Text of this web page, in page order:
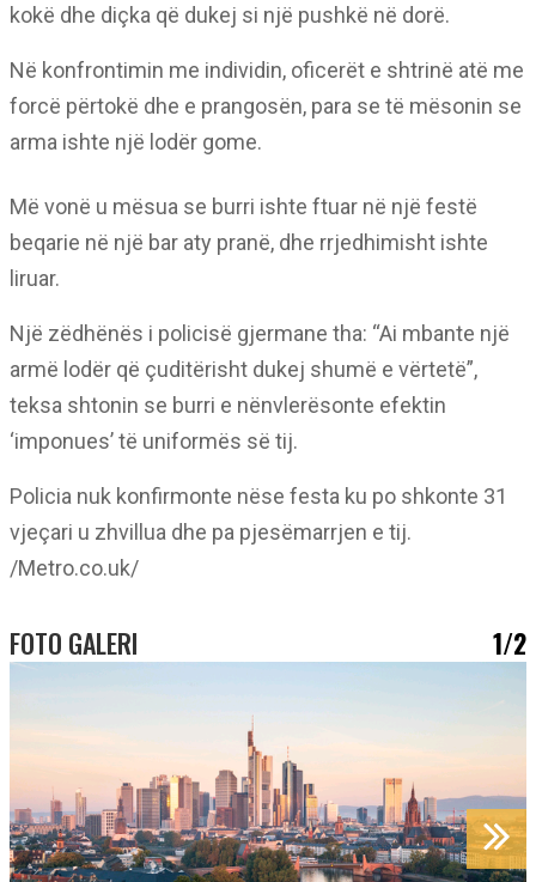
kokë dhe diçka që dukej si një pushkë në dorë.
Në konfrontimin me individin, oficerët e shtrinë atë me
forcë përtokë dhe e prangosën, para se të mësonin se
arma ishte një lodër gome.
Më vonë u mësua se burri ishte ftuar në një festë
beqarie në një bar aty pranë, dhe rrjedhimisht ishte
liruar.
Një zëdhënës i policisë gjermane tha: “Ai mbante një
armë lodër që çuditërisht dukej shumë e vërtetë”,
teksa shtonin se burri e nënvlerësonte efektin
‘imponues’ të uniformës së tij.
Policia nuk konfirmonte nëse festa ku po shkonte 31
vjeçari u zhvillua dhe pa pjesëmarrjen e tij.
/Metro.co.uk/
FOTO GALERI 1/2